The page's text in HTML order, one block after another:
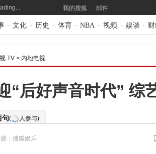
我的搜狐 邮件
- 文化 - 历史 - 体育 - NBA - 视频 - 娱谈 -
TV > 内地电视
“后好声音时代” 综
句( 人参与)
： 搜狐娱乐